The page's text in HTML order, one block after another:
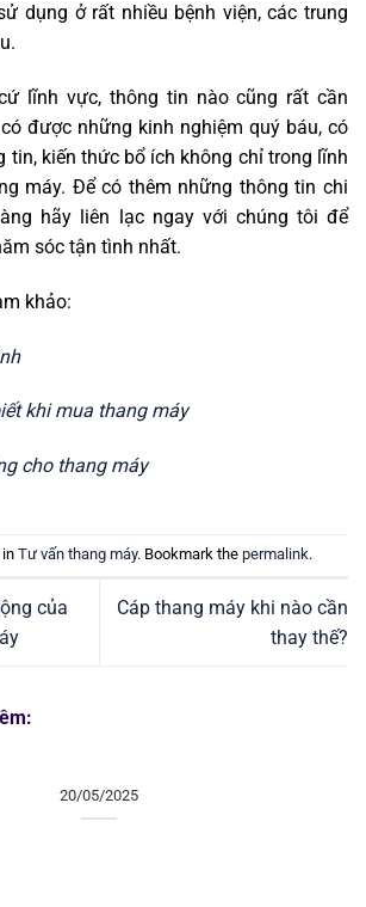
dụng ở rất nhiều bệnh viện, các trung
lĩnh vực, thông tin nào cũng rất cần
được những kinh nghiệm quý báu, có
tin, kiến thức bổ ích không chỉ trong lĩnh
máy. Để có thêm những thông tin chi
hãy liên lạc ngay với chúng tôi để
sóc tận tình nhất.
khảo:
khi mua thang máy
cho thang máy
Tư vấn thang máy. Bookmark the permalink.
của
Cáp thang máy khi nào cần
thay thế?
20/05/2025